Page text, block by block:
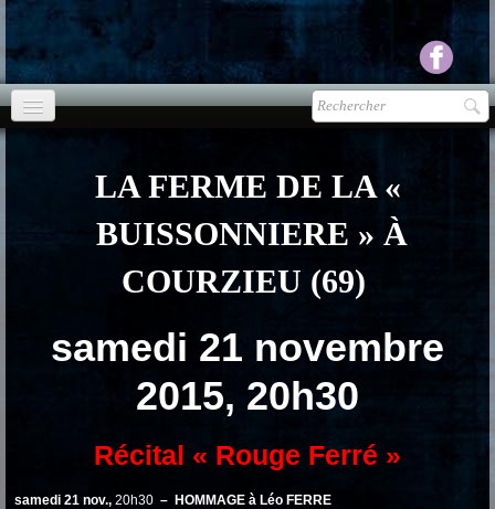
▼
vente CD
Contact & liens
LA FERME DE LA «
BUISSONNIERE » À
COURZIEU (69)
samedi 21 novembre
2015, 20h30
Récital « Rouge Ferré »
samedi 21 nov., 20h30 – HOMMAGE à Léo FERRE